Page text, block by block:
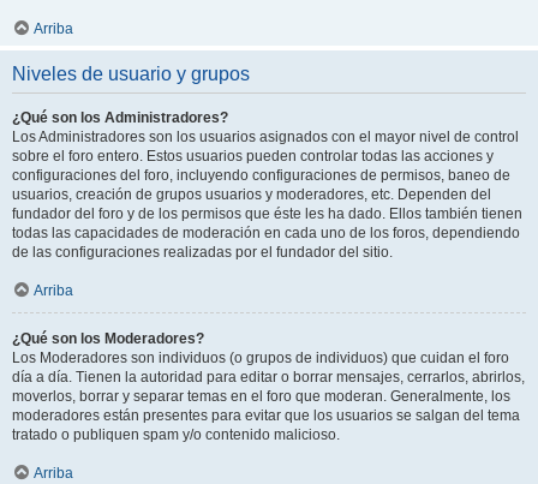
Arriba
Niveles de usuario y grupos
¿Qué son los Administradores?
Los Administradores son los usuarios asignados con el mayor nivel de control
sobre el foro entero. Estos usuarios pueden controlar todas las acciones y
configuraciones del foro, incluyendo configuraciones de permisos, baneo de
usuarios, creación de grupos usuarios y moderadores, etc. Dependen del
fundador del foro y de los permisos que éste les ha dado. Ellos también tienen
todas las capacidades de moderación en cada uno de los foros, dependiendo
de las configuraciones realizadas por el fundador del sitio.
Arriba
¿Qué son los Moderadores?
Los Moderadores son individuos (o grupos de individuos) que cuidan el foro
día a día. Tienen la autoridad para editar o borrar mensajes, cerrarlos, abrirlos,
moverlos, borrar y separar temas en el foro que moderan. Generalmente, los
moderadores están presentes para evitar que los usuarios se salgan del tema
tratado o publiquen spam y/o contenido malicioso.
Arriba